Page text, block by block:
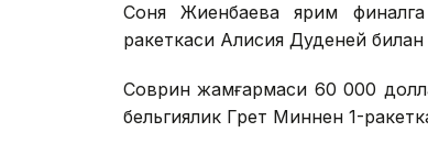
Соня Жиенбаева ярим
ракеткаси Алисия Дуденей
Соврин жамғармаси 60 000
бельгиялик Грет Миннен 1-